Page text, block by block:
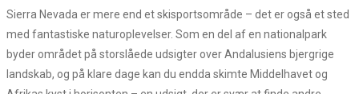
Sierra Nevada er mere end et skisportsområde – det er også et sted
med fantastiske naturoplevelser. Som en del af en nationalpark
byder området på storslåede udsigter over Andalusiens bjergrige
landskab, og på klare dage kan du endda skimte Middelhavet og